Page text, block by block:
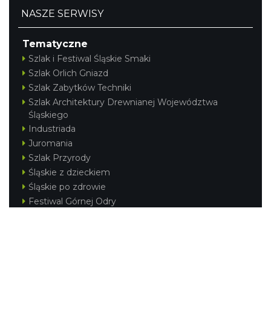
NASZE SERWISY
Tematyczne
Szlak i Festiwal Śląskie Smaki
Szlak Orlich Gniazd
Szlak Zabytków Techniki
Szlak Architektury Drewnianej Województwa
Śląskiego
Industriada
Juromania
Szlak Przyrody
Śląskie z dzieckiem
Śląskie po zdrowie
Festiwal Górnej Odry